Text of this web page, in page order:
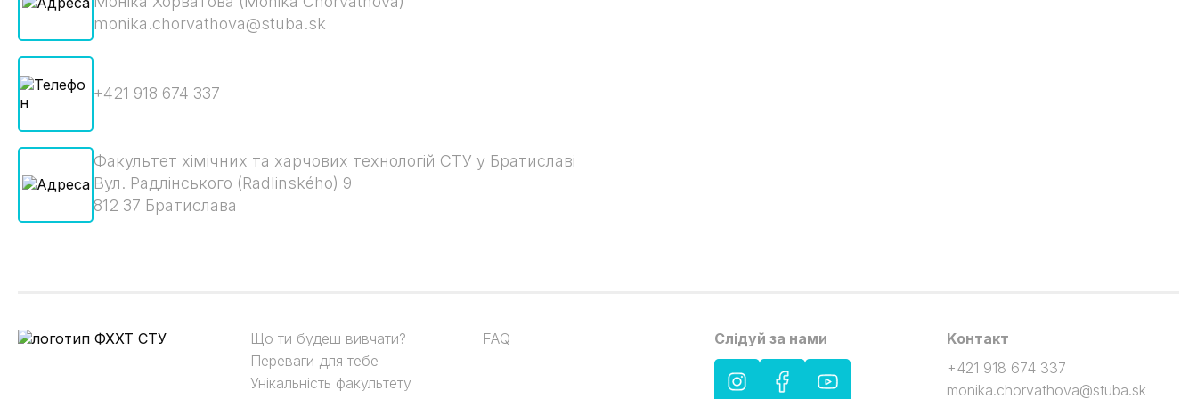
monika.chorvathova@stuba.sk
+421 918 674 337
Факультет хімічних та харчових технологій СТУ у Братиславі
Вул. Радлінського (Radlinského) 9
812 37 Братислава
Що ти будеш вивчати?
Переваги для тебе
Унікальність факультету
FAQ Слідуй за нами
Kонтакт
+421 918 674 337
monika.chorvathova@stuba.sk